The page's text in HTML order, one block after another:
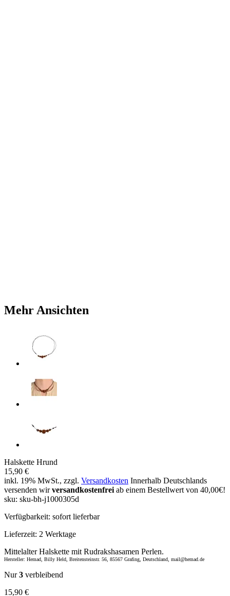
Mehr Ansichten
Halskette Hrund
15,90 €
inkl. 19% MwSt., zzgl. Versandkosten Innerhalb Deutschlands
versenden wirversandkostenfrei ab einem Bestellwert von 40,00€!
sku: sku-bh-j1000305d
Verfügbarkeit: sofort lieferbar
Lieferzeit: 2 Werktage
Mittelalter Halskette mit Rudrakshasamen Perlen.
Hersteller: Hemad, Billy Held, Breitensteinstr. 56, 85567 Grafing, Deutschland, mail@hemad.de
Nur3 verbleibend
15,90 €